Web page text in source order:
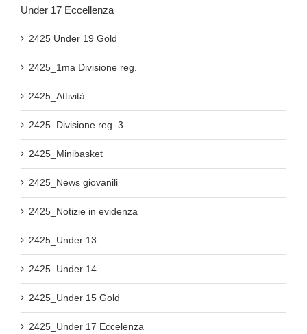
Under 17 Eccellenza
2425 Under 19 Gold
2425_1ma Divisione reg.
2425_Attività
2425_Divisione reg. 3
2425_Minibasket
2425_News giovanili
2425_Notizie in evidenza
2425_Under 13
2425_Under 14
2425_Under 15 Gold
2425_Under 17 Eccelenza